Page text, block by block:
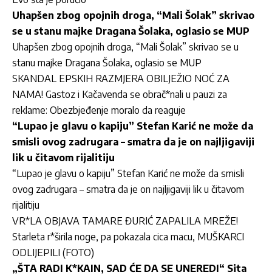
Uhapšen zbog opojnih droga, “Mali Šolak” skrivao
se u stanu majke Dragana Šolaka, oglasio se MUP
Uhapšen zbog opojnih droga, “Mali Šolak” skrivao se u
stanu majke Dragana Šolaka, oglasio se MUP
SKANDAL EPSKIH RAZMJERA OBILJEŽIO NOĆ ZA
NAMA! Gastoz i Kačavenda se obrač*nali u pauzi za
reklame: Obezbjeđenje moralo da reaguje
“Lupao je glavu o kapiju” Stefan Karić ne može da
smisli ovog zadrugara – smatra da je on najljigaviji
lik u čitavom rijalitiju
“Lupao je glavu o kapiju” Stefan Karić ne može da smisli
ovog zadrugara – smatra da je on najljigaviji lik u čitavom
rijalitiju
VR*LA OBJAVA TAMARE ĐURIĆ ZAPALILA MREŽE!
Starleta r*širila noge, pa pokazala cica macu, MUŠKARCI
ODLIJEPILI (FOTO)
„ŠTA RADI K*KAIN, SAD ĆE DA SE UNEREDI“ Sita